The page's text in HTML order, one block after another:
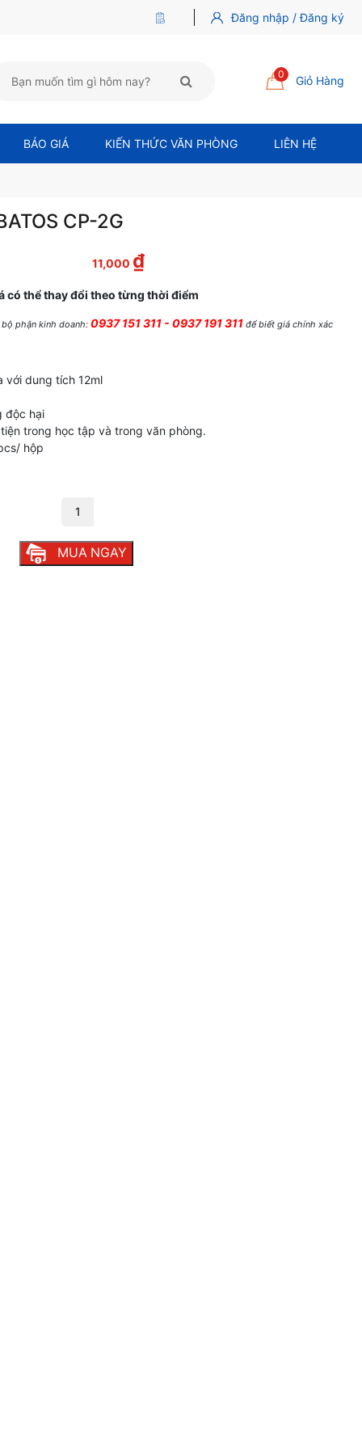
Đăng nhập / Đăng ký
0 Giỏ Hàng
BÁO GIÁ KIẾN THỨC VĂN PHÒNG LIÊN HỆ
CP-2G
11,000 ₫
có thể thay đổi theo từng thời điểm
phận kinh doanh: 0937 151 311 - 0937 191 311 để biết giá chính xác
với dung tích 12ml
độc hại
trong học tập và trong văn phòng.
hộp
MUA NGAY